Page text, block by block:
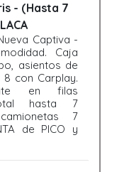
- (Hasta 7
Captiva -
Caja
asientos de
con Carplay.
en filas
hasta 7
7
de PICO y